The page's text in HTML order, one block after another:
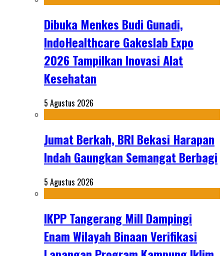
Dibuka Menkes Budi Gunadi,
IndoHealthcare Gakeslab Expo
2026 Tampilkan Inovasi Alat
Kesehatan
5 Agustus 2026
Jumat Berkah, BRI Bekasi Harapan
Indah Gaungkan Semangat Berbagi
5 Agustus 2026
IKPP Tangerang Mill Dampingi
Enam Wilayah Binaan Verifikasi